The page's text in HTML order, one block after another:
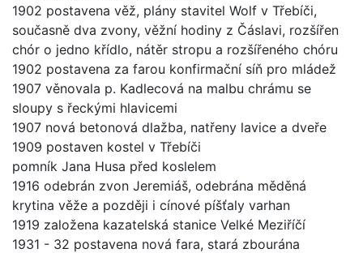
1902 postavena věž, plány stavitel Wolf v Třebíči,
současně dva zvony, věžní hodiny z Čáslavi, rozšířen
chór o jedno křídlo, nátěr stropu a rozšířeného chóru
1902 postavena za farou konfirmační síň pro mládež
1907 věnovala p. Kadlecová na malbu chrámu se
sloupy s řeckými hlavicemi
1907 nová betonová dlažba, natřeny lavice a dveře
1909 postaven kostel v Třebíči
pomník Jana Husa před koslelem
1916 odebrán zvon Jeremiáš, odebrána měděná
krytina věže a později i cínové píšťaly varhan
1919 založena kazatelská stanice Velké Meziříčí
1931 - 32 postavena nová fara, stará zbourána